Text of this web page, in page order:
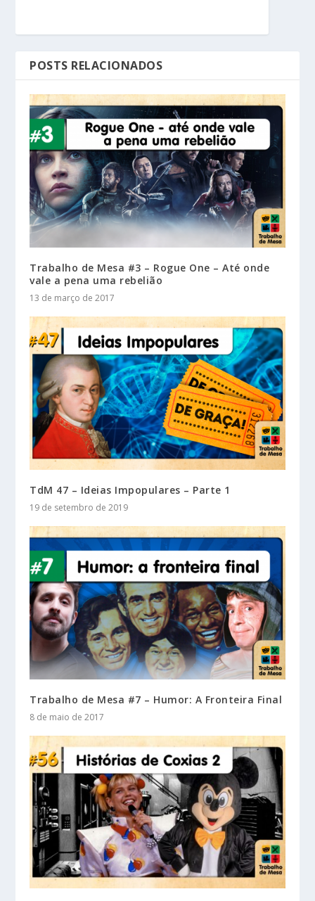
POSTS RELACIONADOS
Trabalho de Mesa #3 – Rogue One – Até onde
vale a pena uma rebelião
13 de março de 2017
TdM 47 – Ideias Impopulares – Parte 1
19 de setembro de 2019
Trabalho de Mesa #7 – Humor: A Fronteira Final
8 de maio de 2017